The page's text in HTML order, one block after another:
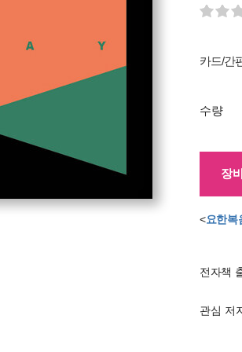
카드/간
수량
장
<요한복
전자책
관심 저